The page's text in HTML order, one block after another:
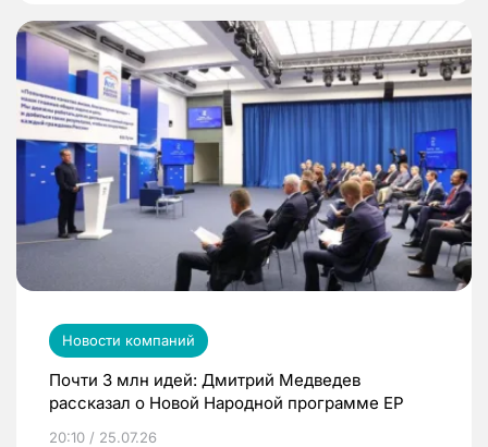
Новости компаний
Почти 3 млн идей: Дмитрий Медведев
рассказал о Новой Народной программе ЕР
20:10 / 25.07.26